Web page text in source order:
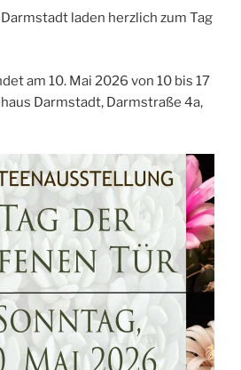
laden herzlich zum Tag
am 10. Mai 2026 von 10 bis 17
Darmstadt, Darmstraße 4a,